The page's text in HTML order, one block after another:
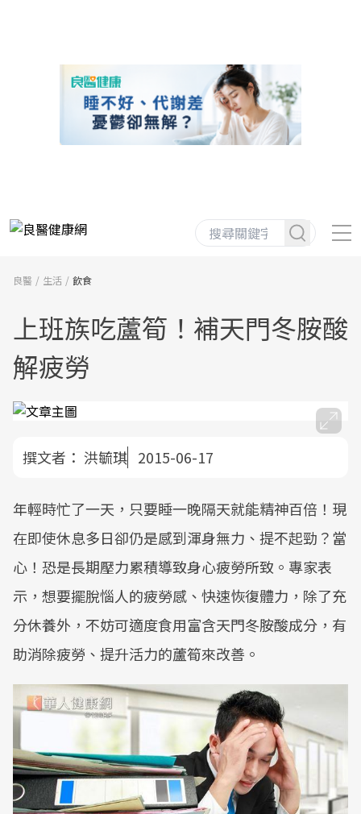
良醫 生活 飲食
上班族吃蘆筍！補天門冬胺酸
解疲勞
撰文者： 洪毓琪 2015-06-17
年輕時忙了一天，只要睡一晚隔天就能精神百倍！現
在即使休息多日卻仍是感到渾身無力、提不起勁？當
心！恐是長期壓力累積導致身心疲勞所致。專家表
示，想要擺脫惱人的疲勞感、快速恢復體力，除了充
分休養外，不妨可適度食用富含天門冬胺酸成分，有
助消除疲勞、提升活力的蘆筍來改善。